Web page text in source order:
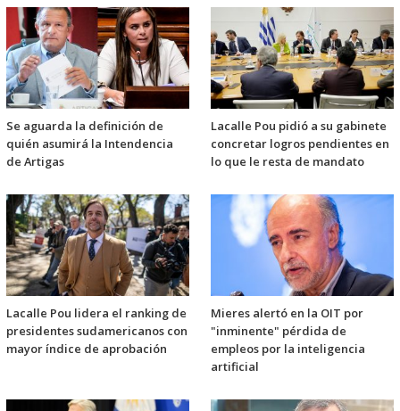
Se aguarda la definición de
quién asumirá la Intendencia
de Artigas
Lacalle Pou pidió a su gabinete
concretar logros pendientes en
lo que le resta de mandato
Lacalle Pou lidera el ranking de
presidentes sudamericanos con
mayor índice de aprobación
Mieres alertó en la OIT por
"inminente" pérdida de
empleos por la inteligencia
artificial